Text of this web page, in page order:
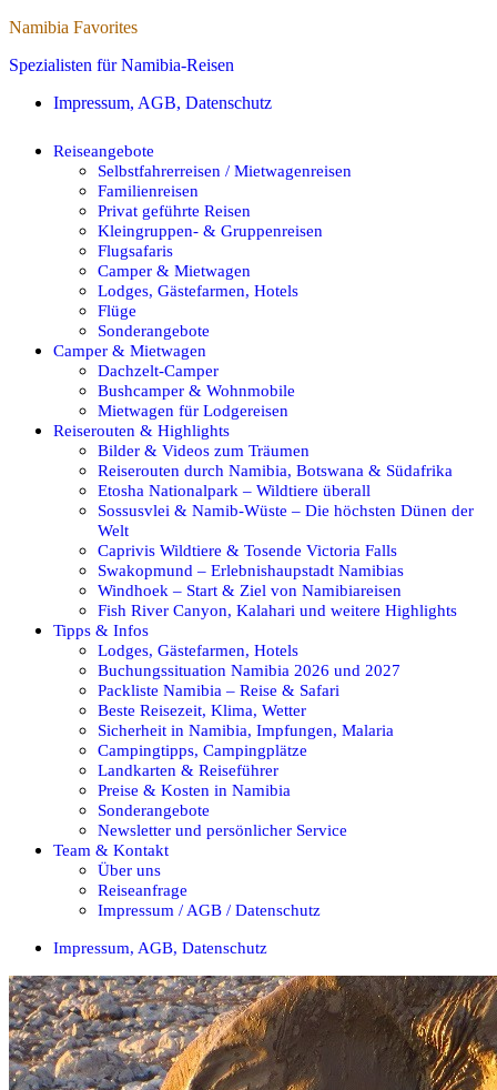
Namibia Favorites
Spezialisten für Namibia-Reisen
Impressum, AGB, Datenschutz
Reiseangebote
Selbstfahrerreisen / Mietwagenreisen
Familienreisen
Privat geführte Reisen
Kleingruppen- & Gruppenreisen
Flugsafaris
Camper & Mietwagen
Lodges, Gästefarmen, Hotels
Flüge
Sonderangebote
Camper & Mietwagen
Dachzelt-Camper
Bushcamper & Wohnmobile
Mietwagen für Lodgereisen
Reiserouten & Highlights
Bilder & Videos zum Träumen
Reiserouten durch Namibia, Botswana & Südafrika
Etosha Nationalpark – Wildtiere überall
Sossusvlei & Namib-Wüste – Die höchsten Dünen der
Welt
Caprivis Wildtiere & Tosende Victoria Falls
Swakopmund – Erlebnishaupstadt Namibias
Windhoek – Start & Ziel von Namibiareisen
Fish River Canyon, Kalahari und weitere Highlights
Tipps & Infos
Lodges, Gästefarmen, Hotels
Buchungssituation Namibia 2026 und 2027
Packliste Namibia – Reise & Safari
Beste Reisezeit, Klima, Wetter
Sicherheit in Namibia, Impfungen, Malaria
Campingtipps, Campingplätze
Landkarten & Reiseführer
Preise & Kosten in Namibia
Sonderangebote
Newsletter und persönlicher Service
Team & Kontakt
Über uns
Reiseanfrage
Impressum / AGB / Datenschutz
Impressum, AGB, Datenschutz